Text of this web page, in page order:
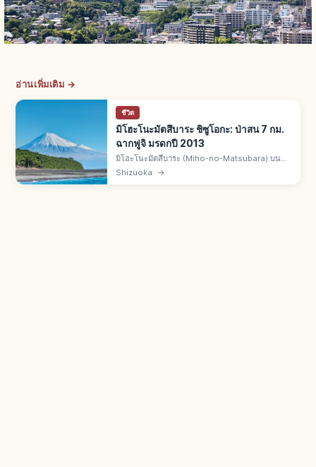
อ่านเพิ่มเติม →
ชีวิต
มิโฮะโนะมัตสึบาระ ชิซูโอกะ: ป่าสน 7 กม.
ฉากฟูจิ มรดกปี 2013
มิโฮะโนะมัตสึบาระ (Miho-no-Matsubara) บน
คาบสมุทรมิโฮะ เขตชิมิซุ เมืองชิซูโอกะ ป่าสน 7 กม.
Shizuoka →